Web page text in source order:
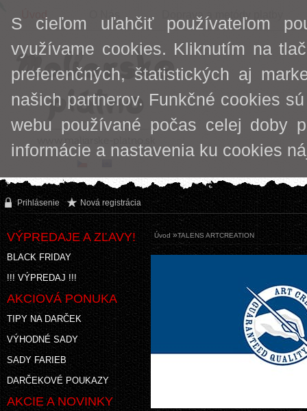
S cieľom uľahčiť používateľom
využívame cookies. Kliknutím na
preferenčných, štatistických aj
našich partnerov. Funkčné cookies
webu používané počas celej doby
informácie a nastavenia ku cookies
Prihlásenie Nová registrácia
Úvod O Nás Doprava a metódy platby
VÝPREDAJE A ZĽAVY!
BLACK FRIDAY
!!! VÝPREDAJ !!!
AKCIOVÁ PONUKA
TIPY NA DARČEK
VÝHODNÉ SADY
SADY FARIEB
DARČEKOVÉ POUKAZY
AKCIE A NOVINKY
Úvod »TALENS ARTCREATION